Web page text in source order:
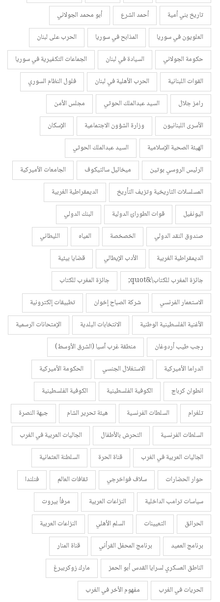
تاريخ بني أمية
أحمد الشرع
أبو محمد الجولاني
العلويون في سوريا
المذابح في سوريا
الحرب على لبنان
حكومة الجولاني
السيادة في لبنان
الجماعات التكفيرية في سوريا
القوات اللبنانية
الحرب الأهلية في لبنان
فلول النظام السوري
رامز جلال
السيد عبدالملك الحوثي
مجلس الأمن
الأسرى اللبنانيون
وزارة الشؤون الاجتماعية
الإسكان
الهيئة الصحية الإسلامية
السيد عبدالملك الحوثي
الرئيس الروسي بوتين
ميخائيل سالتيكوف
الجامعات الأميركية
المسلسلات التاريخية وتزيف التأريخ
الديمقراطية الغربية
اليونفيل
قوات الطورائ الدولية
البنك الدولي
صندوق النقد الدولي
الخصخصة المياه
الليطاني
الديمقراطية الغربية
الأدب الإيطالي
قضايا بيئية
جائزة المغرب للكتاب\&quot;
جائزة المغرب للكتاب
الاستعمار الفرنسي
شركة الصباح إخوان
تطبيقات إلكترونية
الأغنية الفلسطينية الوطنية
الانتخابات البلدية
الإمتحانات الرسمية
رجب طيب أردوغان
منطقة غرب آسيا (الشرق الأوسط)
الدراما الأميركية
الاستغلال الجنسي
الحكومة الأميركية
انطوان كرباج
الكوفية الفلسطينية
الكوفية الفلسطينية
تلغرام
السلطات الفرنسية هيئة تحرير الشام
جبهة النصرة
السلطات الفرنسية
التحرش بالأطفال
الجاليات العربية في الغرب
الجاليات العربية في الغرب
قناة الحرة
السلطنة العثمانية
حوار الحضارات
سلاف فواخرجي ثقافات العالم
فنلندا
سياسات ترامب الداخلية
النزاعات العربية
مرفأ بيروت
الحرائق
التعيينات السلم الأهلي
النزاعات العربية
برنامج العميد
برنامج المحفل القرأني
قناة المنار
الناطق العسكري لسرايا القدس أبو الحمز
مارك زوكربيرغ
الحريات في الغرب
مفهوم الأخر في الغرب